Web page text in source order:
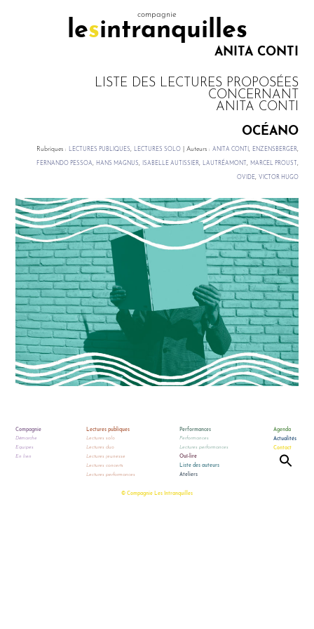
compagnie
lesintranquilles
ANITA CONTI
LISTE DES LECTURES PROPOSÉES
CONCERNANT
ANITA CONTI
OCÉANO
Rubriques : LECTURES PUBLIQUES, LECTURES SOLO Auteurs : ANITA CONTI , ENZENSBERGER,
FERNANDO PESSOA, HANS MAGNUS, ISABELLE AUTISSIER, LAUTRÉAMONT , MARCEL PROUST ,
OVIDE, VICTOR HUGO
Compagnie
Démarche
Equipes
En lien
Lectures publiques
Lectures solo
Lectures duo
Lectures jeunesse
Lectures concerts
Lectures performances
Performances
Performances
Lectures performances
Ouï-lire
Liste des auteurs
Ateliers
Agenda
Actualités
Contact
© Compagnie Les Intranquilles